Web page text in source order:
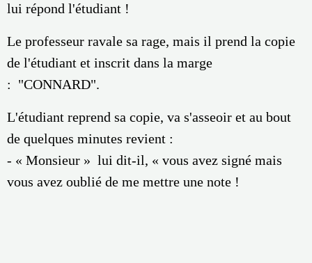
lui répond l'étudiant !
Le professeur ravale sa rage, mais il prend la copie
de l'étudiant et inscrit dans la marge
: "CONNARD".
L'étudiant reprend sa copie, va s'asseoir et au bout
de quelques minutes revient :
- « Monsieur » lui dit-il, « vous avez signé mais
vous avez oublié de me mettre une note !